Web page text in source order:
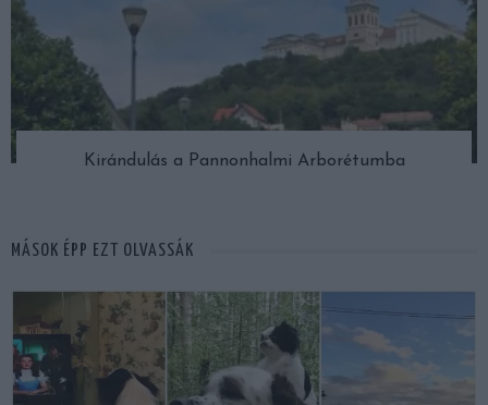
Kirándulás a Pannonhalmi Arborétumba
MÁSOK ÉPP EZT OLVASSÁK